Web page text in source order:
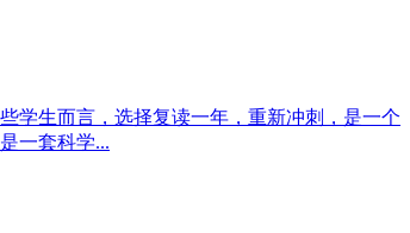
学生而言，选择复读一年，重新冲刺，是一个
一套科学...